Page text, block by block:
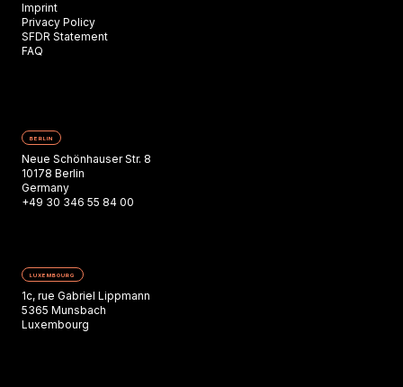
Imprint
Privacy Policy
SFDR Statement
FAQ
BERLIN
Neue Schönhauser Str. 8
10178 Berlin
Germany
+49 30 346 55 84 00
LUXEMBOURG
1c, rue Gabriel Lippmann
5365 Munsbach
Luxembourg